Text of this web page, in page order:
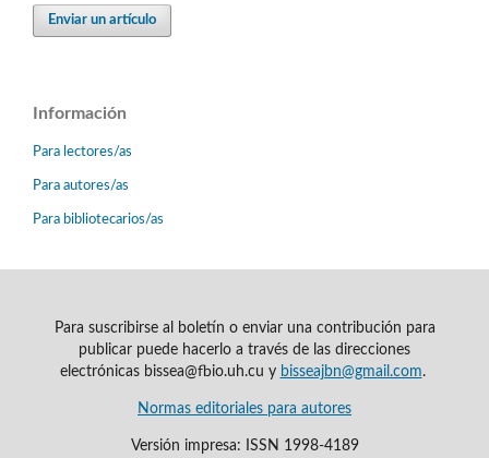
Enviar un artículo
Información
Para lectores/as
Para autores/as
Para bibliotecarios/as
Para suscribirse al boletín o enviar una contribución para
publicar puede hacerlo a través de las direcciones
electrónicas bissea@fbio.uh.cu y bisseajbn@gmail.com.
Normas editoriales para autores
Versión impresa: ISSN 1998-4189